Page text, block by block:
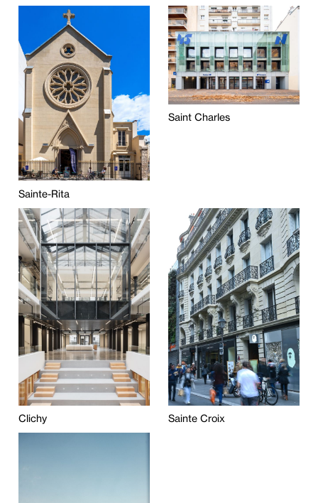
Sainte-Rita
Saint Charles
Clichy Sainte Croix